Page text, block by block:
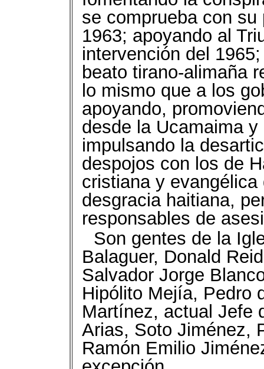
se comprueba con
1963; apoyando al
intervención del
beato tirano-alimaña
lo mismo que a los
apoyando,
desde la Ucamaima
impulsando la
despojos con los de
cristiana y
desgracia haitiana,
responsables de
Son gentes de la
Balaguer, Donald
Salvador Jorge
Hipólito Mejía, Pedro
Martínez, actual Jefe
Arias, Soto Jiménez,
Ramón Emilio